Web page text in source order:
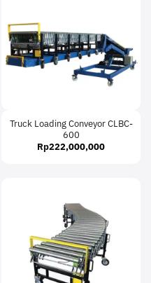
Truck Loading Conveyor CLBC-
600
Rp222,000,000